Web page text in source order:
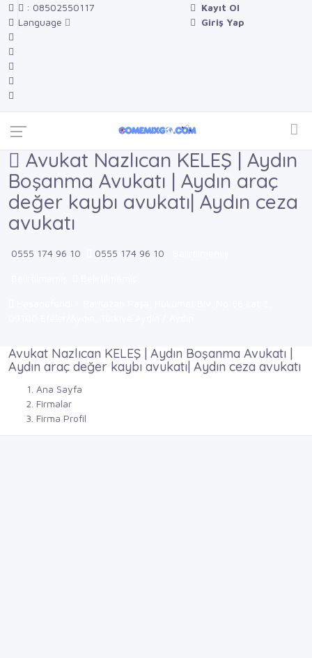
: 08502550117
Language
Kayıt Ol
Giriş Yap
Avukat Nazlıcan KELEŞ | Aydın
Boşanma Avukatı | Aydın araç
değer kaybı avukatı| Aydın ceza
avukatı
0555 174 96 10 0555 174 96 10
Avukat Nazlıcan KELEŞ | Aydın Boşanma Avukatı |
Aydın araç değer kaybı avukatı| Aydın ceza avukatı
Ana Sayfa
Firmalar
Firma Profil